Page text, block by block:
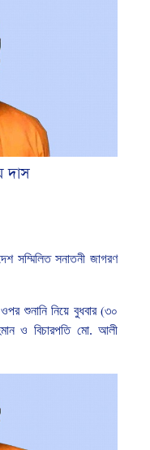
দাস
সম্মিলিত সনাতনী জাগরণ
ওপর শুনানি নিয়ে বুধবার(৩০
ও বিচারপতি মো.আলী